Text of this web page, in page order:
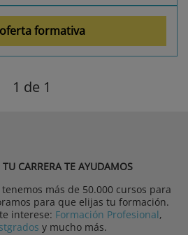
formativa
1 de 1
CARRERA TE AYUDAMOS
más de 50.000 cursos para
para que elijas tu formación.
interese: Formación Profesional,
y mucho más.